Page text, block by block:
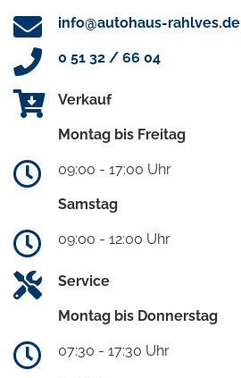
info@autohaus-rahlves.de
0 51 32 / 66 04
Verkauf
Montag bis Freitag
09:00 - 17:00 Uhr
Samstag
09:00 - 12:00 Uhr
Service
Montag bis Donnerstag
07:30 - 17:30 Uhr